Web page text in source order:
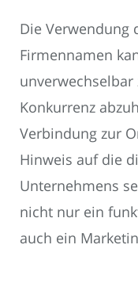
Die Verwendung
Firmennamen
Konkurrenz
Verbindung zur
Hinweis auf die
Unternehmens
nicht nur ein
auch ein